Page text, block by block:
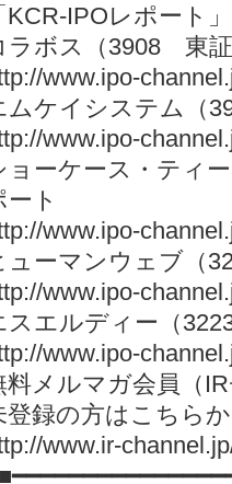
KCR-IPOレポート
ラボス（3908 東
www.ipo-
ムケイシステム（
www.ipo-
ョーケース・ティ
ート
www.ipo-
ューマンウェブ（
www.ipo-
スエルディー（
www.ipo-
料メルマガ会員（
登録の方はこちら
www.ir-